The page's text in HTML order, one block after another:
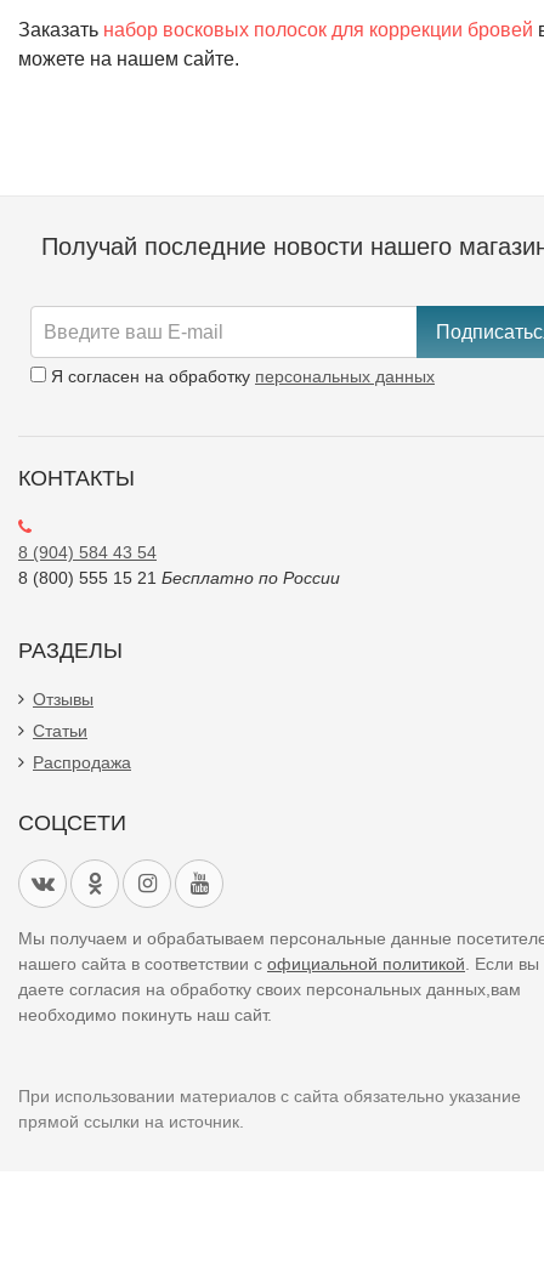
Заказать набор восковых полосок для коррекции бровей
можете на нашем сайте.
Получай последние новости нашего
Я согласен на обработку персональных данных
КОНТАКТЫ
8 (904) 584 43 54
8 (800) 555 15 21 Бесплатно по России
РАЗДЕЛЫ
Отзывы
Статьи
Распродажа
СОЦСЕТИ
Мы получаем и обрабатываем персональные данные
нашего сайта в соответствии с официальной политикой. Если вы
даете согласия на обработку своих персональных данных,вам
необходимо покинуть наш сайт.
При использовании материалов с сайта обязательно указание
прямой ссылки на источник.